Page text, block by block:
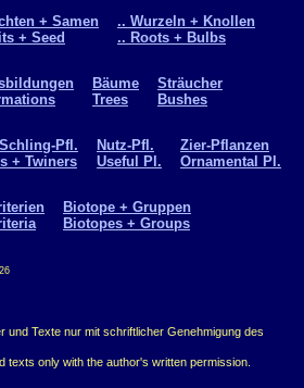
+ Samen
+ Seed
.. Wurzeln + Knollen
.. Roots + Bulbs
Bäume
Trees
Sträucher
Bushes
Pfl.
+ Twiners
Nutz-Pfl.
Useful Pl.
Zier-Pflanzen
Ornamental Pl.
Biotope + Gruppen
Biotopes + Groups
und Texte nur mit schriftlicher Genehmigung des
texts only with the author's written permission.